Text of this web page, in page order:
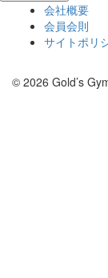
会社概要
会員会則
サイトポリ
© 2026 Gold’s